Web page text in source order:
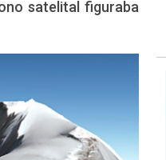
satelital figuraba